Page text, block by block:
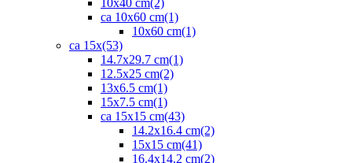
10x40 cm(2)
ca 10x60 cm(1)
10x60 cm(1)
ca 15x(53)
14.7x29.7 cm(1)
12.5x25 cm(2)
13x6.5 cm(1)
15x7.5 cm(1)
ca 15x15 cm(43)
14.2x16.4 cm(2)
15x15 cm(41)
16.4x14.2 cm(2)